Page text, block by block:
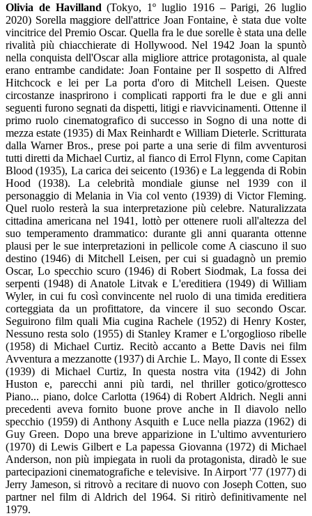
Olivia de Havilland (Tokyo, 1º luglio 1916 – Parigi, 26 luglio
2020) Sorella maggiore dell'attrice Joan Fontaine, è stata due volte
vincitrice del Premio Oscar. Quella fra le due sorelle è stata una delle
rivalità più chiacchierate di Hollywood. Nel 1942 Joan la spuntò
nella conquista dell'Oscar alla migliore attrice protagonista, al quale
erano entrambe candidate: Joan Fontaine per Il sospetto di Alfred
Hitchcock e lei per La porta d'oro di Mitchell Leisen. Queste
circostanze inasprirono i complicati rapporti fra le due e gli anni
seguenti furono segnati da dispetti, litigi e riavvicinamenti. Ottenne il
primo ruolo cinematografico di successo in Sogno di una notte di
mezza estate (1935) di Max Reinhardt e William Dieterle. Scritturata
dalla Warner Bros., prese poi parte a una serie di film avventurosi
tutti diretti da Michael Curtiz, al fianco di Errol Flynn, come Capitan
Blood (1935), La carica dei seicento (1936) e La leggenda di Robin
Hood (1938). La celebrità mondiale giunse nel 1939 con il
personaggio di Melania in Via col vento (1939) di Victor Fleming.
Quel ruolo resterà la sua interpretazione più celebre. Naturalizzata
cittadina americana nel 1941, lottò per ottenere ruoli all'altezza del
suo temperamento drammatico: durante gli anni quaranta ottenne
plausi per le sue interpretazioni in pellicole come A ciascuno il suo
destino (1946) di Mitchell Leisen, per cui si guadagnò un premio
Oscar, Lo specchio scuro (1946) di Robert Siodmak, La fossa dei
serpenti (1948) di Anatole Litvak e L'ereditiera (1949) di William
Wyler, in cui fu così convincente nel ruolo di una timida ereditiera
corteggiata da un profittatore, da vincere il suo secondo Oscar.
Seguirono film quali Mia cugina Rachele (1952) di Henry Koster,
Nessuno resta solo (1955) di Stanley Kramer e L'orgoglioso ribelle
(1958) di Michael Curtiz. Recitò accanto a Bette Davis nei film
Avventura a mezzanotte (1937) di Archie L. Mayo, Il conte di Essex
(1939) di Michael Curtiz, In questa nostra vita (1942) di John
Huston e, parecchi anni più tardi, nel thriller gotico/grottesco
Piano... piano, dolce Carlotta (1964) di Robert Aldrich. Negli anni
precedenti aveva fornito buone prove anche in Il diavolo nello
specchio (1959) di Anthony Asquith e Luce nella piazza (1962) di
Guy Green. Dopo una breve apparizione in L'ultimo avventuriero
(1970) di Lewis Gilbert e La papessa Giovanna (1972) di Michael
Anderson, non più impiegata in ruoli da protagonista, diradò le sue
partecipazioni cinematografiche e televisive. In Airport '77 (1977) di
Jerry Jameson, si ritrovò a recitare di nuovo con Joseph Cotten, suo
partner nel film di Aldrich del 1964. Si ritirò definitivamente nel
1979.